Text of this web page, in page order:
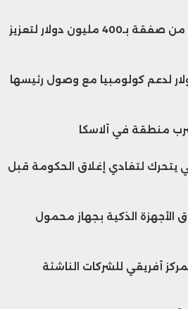
الجيش الأميركي يقترب من صفقة بـ400 مليون دولار لتعزيز
لدعم كولومبيا مع وصول رئيسها
يتحرك لتفادي إغلاق الحكومة قبل
الأجهزة الذكية بجهاز محمول
أفريقي للشركات الناشئة